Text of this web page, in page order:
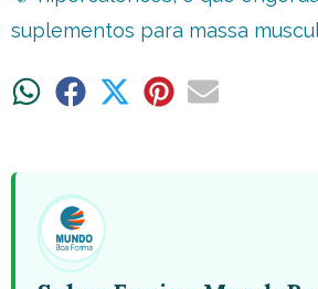
suplementos para massa
ShareShare ShareShareShare